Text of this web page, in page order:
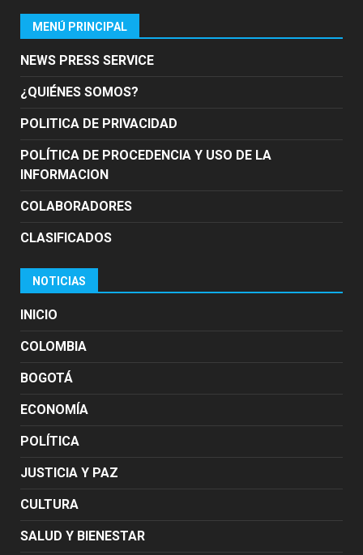
MENÚ PRINCIPAL
NEWS PRESS SERVICE
¿QUIÉNES SOMOS?
POLITICA DE PRIVACIDAD
POLÍTICA DE PROCEDENCIA Y USO DE LA
INFORMACION
COLABORADORES
CLASIFICADOS
NOTICIAS
INICIO
COLOMBIA
BOGOTÁ
ECONOMÍA
POLÍTICA
JUSTICIA Y PAZ
CULTURA
SALUD Y BIENESTAR